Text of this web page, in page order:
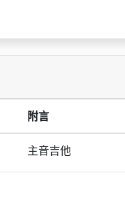
附言
主音吉他